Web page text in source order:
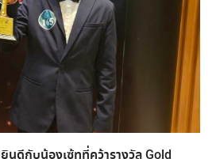
นดีกับน้องเซ้ทที่คว้ารางวัล Gold